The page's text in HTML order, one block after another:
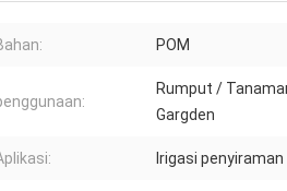
POM
Rumput /
Gargden
Irigasi penyiraman